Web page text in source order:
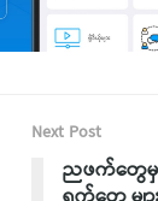
Next Post
ညဖက်တွေမှ